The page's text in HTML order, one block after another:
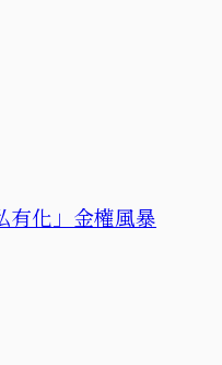
有化」金權風暴